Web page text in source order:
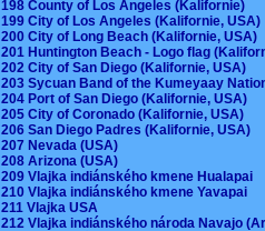
198 County of Los Angeles (Kalifornie)
199 City of Los Angeles (Kalifornie,
200 City of Long Beach (Kalifornie, USA)
201 Huntington Beach - Logo flag
202 City of San Diego (Kalifornie, USA)
203 Sycuan Band of the Kumeyaay
204 Port of San Diego (Kalifornie, USA)
205 City of Coronado (Kalifornie, USA)
206 San Diego Padres (Kalifornie, USA)
207 Nevada (USA)
208 Arizona (USA)
209 Vlajka indiánského kmene Hualapai
210 Vlajka indiánského kmene Yavapai
211 Vlajka USA
212 Vlajka indiánského národa Navajo